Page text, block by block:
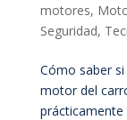
motores,
Seguridad,
Cómo saber
motor del